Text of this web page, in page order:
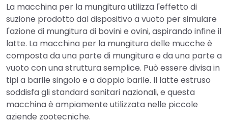
La macchina per la mungitura utilizza l'effetto di
suzione prodotto dal dispositivo a vuoto per simulare
l'azione di mungitura di bovini e ovini, aspirando infine il
latte. La macchina per la mungitura delle mucche è
composta da una parte di mungitura e da una parte a
vuoto con una struttura semplice. Può essere divisa in
tipi a barile singolo e a doppio barile. Il latte estruso
soddisfa gli standard sanitari nazionali, e questa
macchina è ampiamente utilizzata nelle piccole
aziende zootecniche.